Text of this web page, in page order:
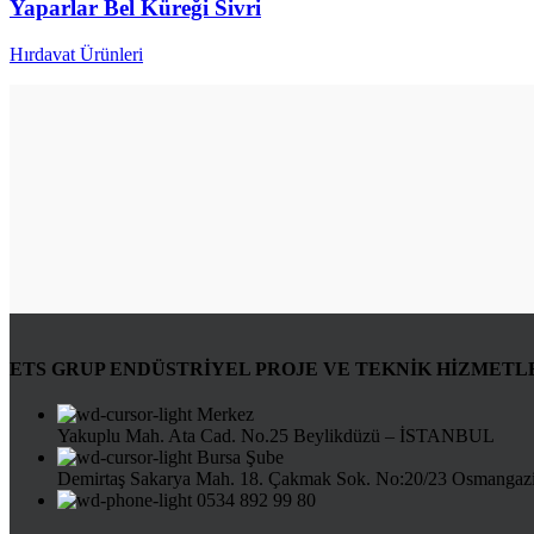
Yaparlar Bel Küreği Sivri
Hırdavat Ürünleri
ETS GRUP ENDÜSTRİYEL PROJE VE TEKNİK
Merkez
Yakuplu Mah. Ata Cad. No.25 Beylikdüzü – İSTANBUL
Bursa Şube
Demirtaş Sakarya Mah. 18. Çakmak Sok. No:20/23
0534 892 99 80